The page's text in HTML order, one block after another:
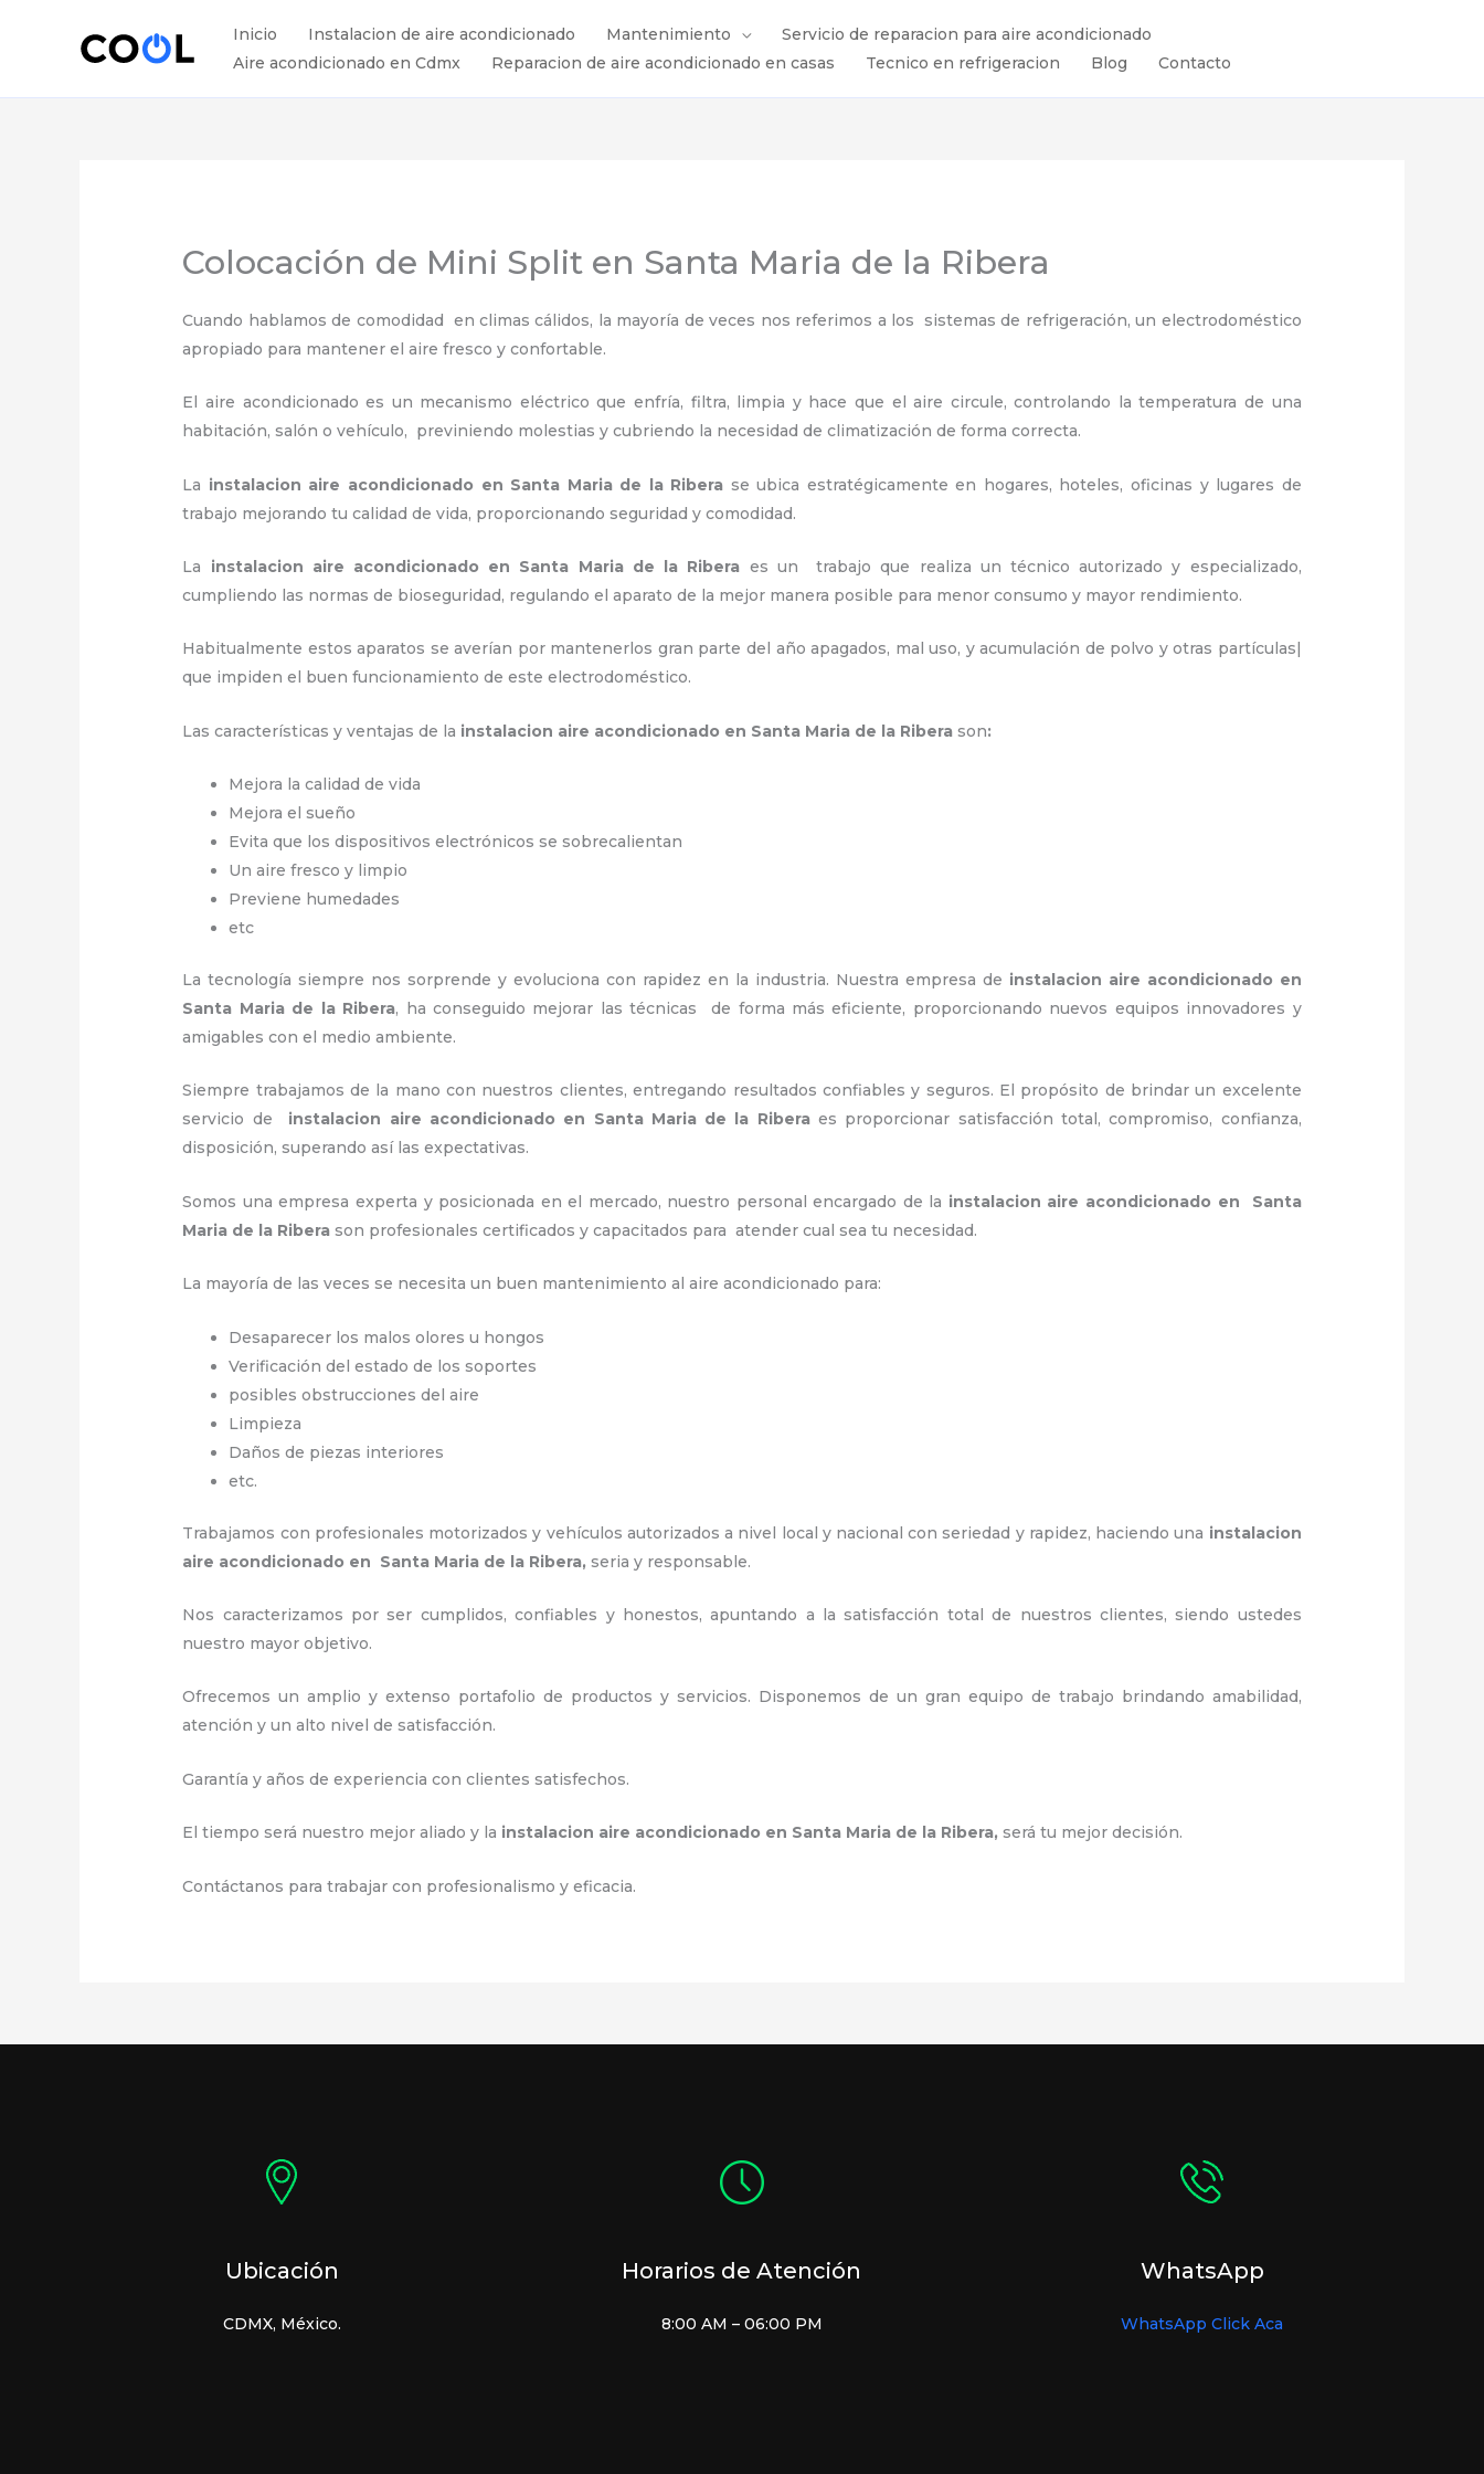
Inicio Instalacion de aire acondicionado Mantenimiento
Servicio de reparacion para aire acondicionado
Aire acondicionado en Cdmx
Reparacion de aire acondicionado en casas Tecnico en refrigeracion Blog Contacto
Colocación de Mini Split en Santa Maria de la Ribera
Cuando hablamos de comodidad en climas cálidos, la mayoría de veces nos referimos a los sistemas de refrigeración, un electrodoméstico
apropiado para mantener el aire fresco y confortable.
El aire acondicionado es un mecanismo eléctrico que enfría, filtra, limpia y hace que el aire circule, controlando la temperatura de una
habitación, salón o vehículo, previniendo molestias y cubriendo la necesidad de climatización de forma correcta.
La instalacion aire acondicionado en Santa Maria de la Ribera se ubica estratégicamente en hogares, hoteles, oficinas y lugares de
trabajo mejorando tu calidad de vida, proporcionando seguridad y comodidad.
La instalacion aire acondicionado en Santa Maria de la Ribera es un
trabajo que realiza un técnico autorizado y especializado,
cumpliendo las normas de bioseguridad, regulando el aparato de la mejor manera posible para menor consumo y mayor rendimiento.
Habitualmente estos aparatos se averían por mantenerlos gran parte del año apagados, mal uso, y acumulación de polvo y otras partículas|
que impiden el buen funcionamiento de este electrodoméstico.
Las características y ventajas de la instalacion aire acondicionado en Santa Maria de la Riberason:
Mejora la calidad de vida
Mejora el sueño
Evita que los dispositivos electrónicos se sobrecalientan
Un aire fresco y limpio
Previene humedades
etc
La tecnología siempre nos sorprende y evoluciona con rapidez en la industria. Nuestra empresa de instalacion aire acondicionado en
Santa Maria de la Ribera, ha conseguido mejorar las técnicas de forma más eficiente, proporcionando nuevos equipos innovadores y
amigables con el medio ambiente.
Siempre trabajamos de la mano con nuestros clientes, entregando resultados confiables y seguros. El propósito de brindar un excelente
servicio de instalacion aire acondicionado en Santa Maria de la Ribera es proporcionar satisfacción total, compromiso, confianza,
disposición, superando así las expectativas.
Somos una empresa experta y posicionada en el mercado, nuestro personal encargado de la instalacion aire acondicionado en Santa
Maria de la Ribera son profesionales certificados y capacitados para atender cual sea tu necesidad.
La mayoría de las veces se necesita un buen mantenimiento al aire acondicionado para:
Desaparecer los malos olores u hongos
Verificación del estado de los soportes
posibles obstrucciones del aire
Limpieza
Daños de piezas interiores
etc.
Trabajamos con profesionales motorizados y vehículos autorizados a nivel local y nacional con seriedad y rapidez, haciendo una instalacion
aire acondicionado en Santa Maria de la Ribera,seria y responsable.
Nos caracterizamos por ser cumplidos, confiables y honestos, apuntando a la satisfacción total de nuestros clientes, siendo ustedes
nuestro mayor objetivo.
Ofrecemos un amplio y extenso portafolio de productos y servicios. Disponemos de un gran equipo de trabajo brindando amabilidad,
atención y un alto nivel de satisfacción.
Garantía y años de experiencia con clientes satisfechos.
El tiempo será nuestro mejor aliado y la instalacion aire acondicionado en Santa Maria de la Ribera,será tu mejor decisión.
Contáctanos para trabajar con profesionalismo y eficacia.
Ubicación
CDMX, México.
Horarios de Atención
8:00 AM – 06:00 PM
WhatsApp
WhatsApp Click Aca